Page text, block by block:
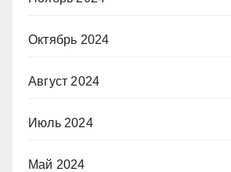
Октябрь 2024
Август 2024
Июль 2024
Май 2024